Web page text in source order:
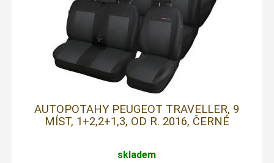
AUTOPOTAHY PEUGEOT TRAVELLER, 9
MÍST, 1+2,2+1,3, OD R. 2016, ČERNÉ
skladem